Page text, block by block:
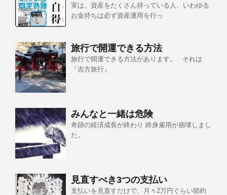
実は、資産をたくさん持っている人、いわゆる
お金持ちは必ず資産運用を行っ
旅行で開運できる方法
旅行で開運できる方法があります。 それは
「吉方旅行」
みんなと一緒は危険
奇跡の経済成長が終わり 終身雇用が崩壊しまし
た。
見直すべき3つの支払い
支払いを見直すだけで、月々2万円ぐらい節約